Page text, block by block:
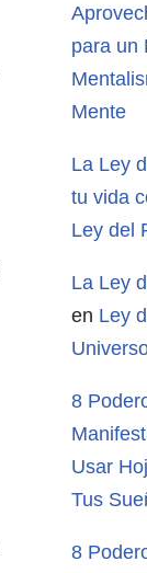
para un
Mente
La Ley
tu vida
Ley del
La Ley
en Ley
8
Usar
Tus
8